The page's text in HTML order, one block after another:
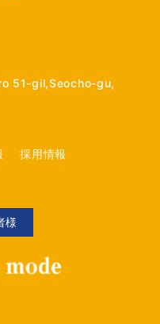
51-gil,Seocho-gu,
採用情報
様